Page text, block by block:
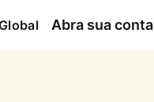
Abra sua conta